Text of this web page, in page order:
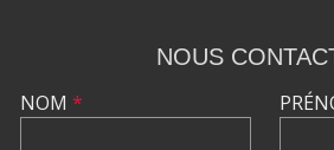
NOUS
NOM *